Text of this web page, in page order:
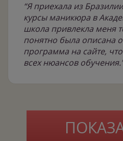
“Я приехала из
курсы маникюра в
школа привлекла меня
понятно была описана
программа на сайте,
всех нюансов